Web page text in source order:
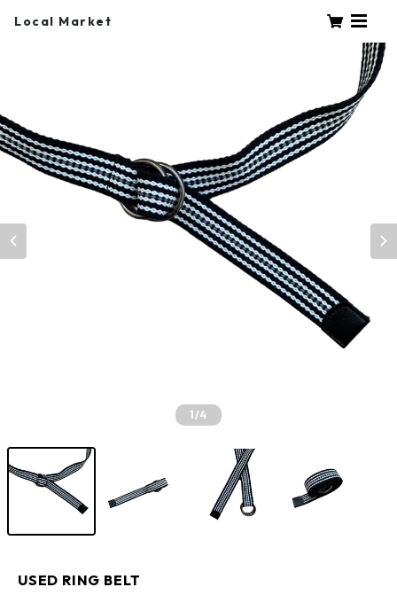
Local Market
1/4
USED RING BELT